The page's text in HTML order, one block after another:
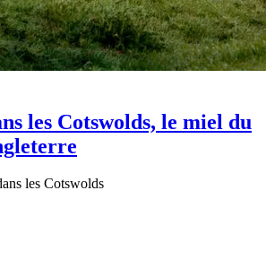
les Cotswolds, le miel du
les Cotswolds